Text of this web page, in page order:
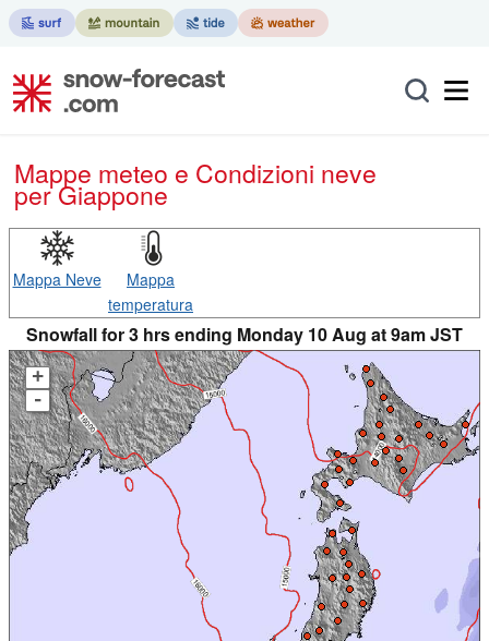
Mappe meteo e Condizioni neve
per Giappone
Mappa Neve
Mappa
temperatura
Snowfall for 3 hrs ending Monday 10 Aug at 9am JST
+
-